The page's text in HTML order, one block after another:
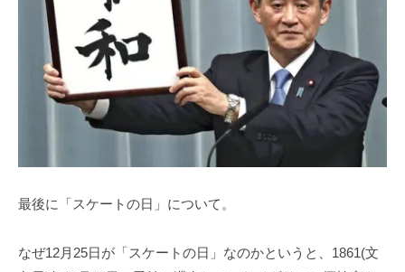
最後に「スケートの日」について。
なぜ12月25日が「スケートの日」なのかというと、1861(文